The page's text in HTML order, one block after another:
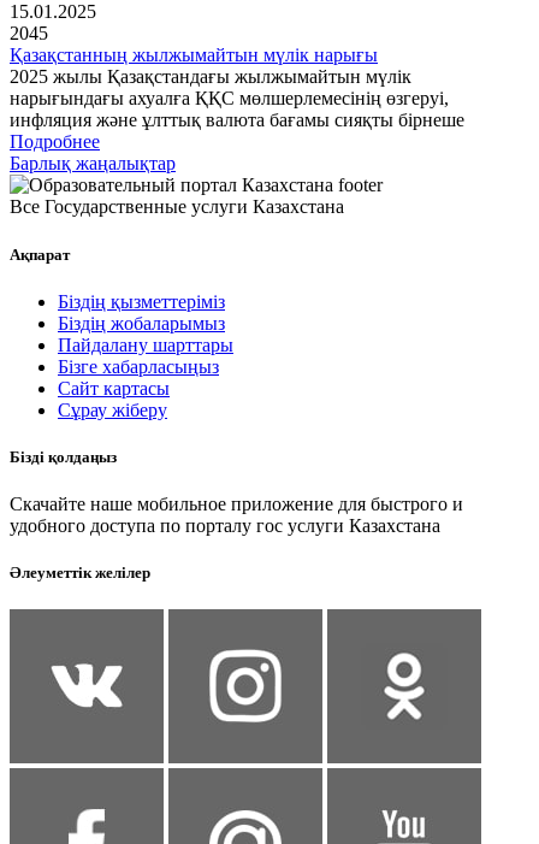
15.01.2025
2045
Қазақстанның жылжымайтын мүлік нарығы
2025 жылы Қазақстандағы жылжымайтын мүлік
нарығындағы ахуалға ҚҚС мөлшерлемесінің өзгеруі,
инфляция және ұлттық валюта бағамы сияқты бірнеше
Подробнее
Барлық жаңалықтар
Все Государственные услуги Казахстана
Ақпарат
Біздің қызметтеріміз
Біздің жобаларымыз
Пайдалану шарттары
Бізге хабарласыңыз
Сайт картасы
Сұрау жіберу
Бізді қолдаңыз
Скачайте наше мобильное приложение для быстрого и
удобного доступа по порталу гос услуги Казахстана
Әлеуметтік желілер